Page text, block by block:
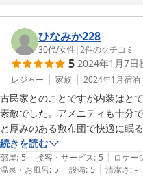
2024-02-11
ひなみか228
30代/女性 |2件のクチコミ
5 2024年1月7日
レジャー 家族 2024年1月宿泊
古民家とのことですが内装はと
素敵でした。アメニティも十分
と厚みのある敷布団で快適に眠
アコンや加湿器が置かれ気配り
様も気さくな方で、18時チェッ
めてくれていました。大変素敵
続きを読む
部屋: 5 | 接客・サービス: 5 | ロケー
温泉・お風呂: 5 | 設備: 5 | 清潔さ: -